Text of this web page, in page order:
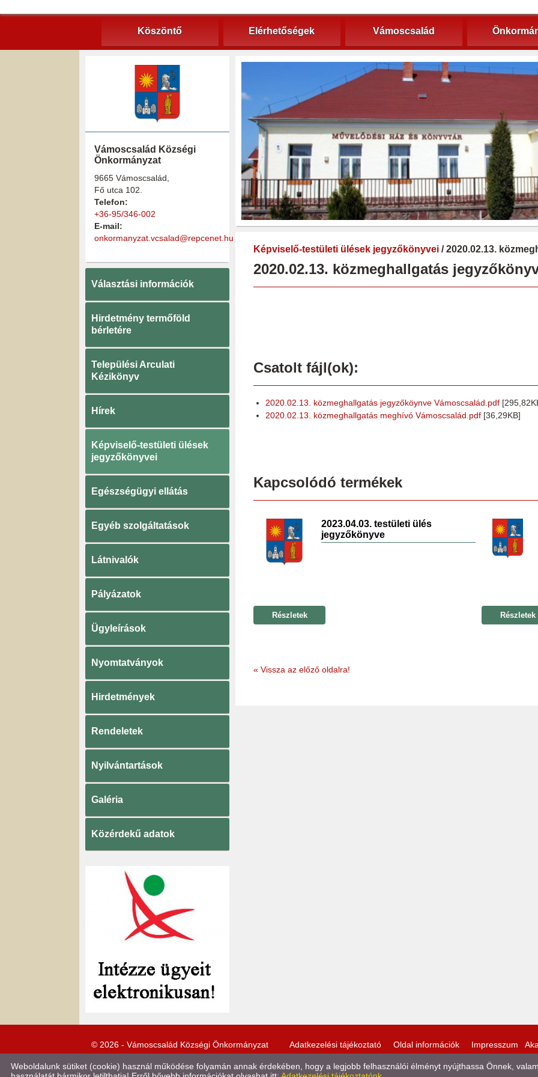
Köszöntő Elérhetőségek Vámoscsalád
Vámoscsalád Községi
Önkormányzat
9665 Vámoscsalád,
Fő utca 102.
Telefon:
+36-95/346-002
E-mail:
onkormanyzat.vcsalad@repcenet.hu
Választási információk
Hirdetmény termőföld
bérletére
Települési Arculati
Kézikönyv
Hírek
Képviselő-testületi ülések
jegyzőkönyvei
Egészségügyi ellátás
Egyéb szolgáltatások
Látnivalók
Pályázatok
Ügyleírások
Nyomtatványok
Hirdetmények
Rendeletek
Nyilvántartások
Galéria
Közérdekű adatok
Képviselő-testületi ülések jegyzőkönyvei / 2020.02.13.
2020.02.13. közmeghallgatás
Csatolt fájl(ok):
2020.02.13. közmeghallgatás jegyzőköynve Vámoscsalád.pdf
2020.02.13. közmeghallgatás meghívó Vámoscsalád.pdf [36,29KB]
Kapcsolódó termékek
2023.04.03. testületi ülés
jegyzőkönyve
Részletek Részletek
« Vissza az előző oldalra!
© 2026 - Vámoscsalád Községi Önkormányzat Adatkezelési tájékoztató Oldal információk Impresszum
Weboldalunk sütiket (cookie) használ működése folyamán annak érdekében, hogy a legjobb felhasználói élményt nyújthassa Önnek,